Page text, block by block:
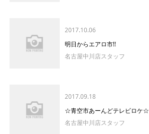
2017.10.06
明日からエアロ市!!
名古屋中川店スタッフ
2017.09.18
☆青空市あーんどテレビロケ☆
名古屋中川店スタッフ